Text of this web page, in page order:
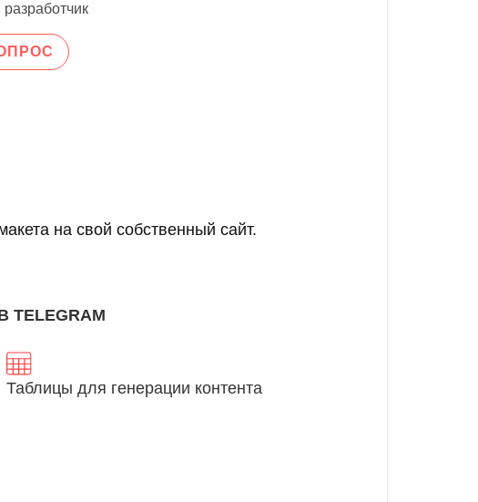
на свой собственный сайт.
Таблицы для генерации контента